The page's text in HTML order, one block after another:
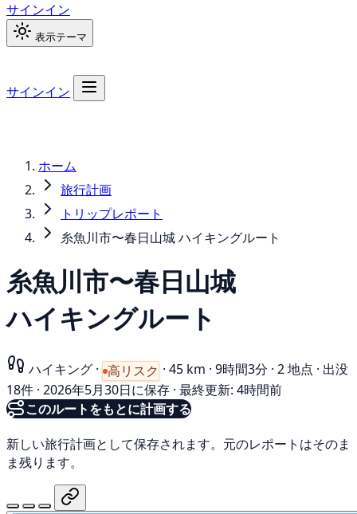
サインイン
表示テーマ
サインイン
ホーム
旅行計画
トリップレポート
糸魚川市〜春日山城 ハイキングルート
糸魚川市〜春日山城
ハイキングルート
ハイキング · 高リスク · 45 km · 9時間3分 · 2 地点 · 出没
18件 · 2026年5月30日に保存 · 最終更新: 4時間前
このルートをもとに計画する
新しい旅行計画として保存されます。元のレポートはそのま
ま残ります。